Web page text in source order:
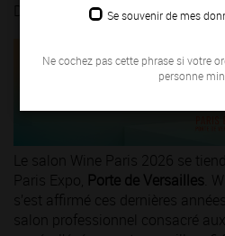
Se souvenir de mes
Ne cochez pas cette phrase si votre
personne
DU 09/02/2026 AU 11/02/2026
Le salon Wine Paris 2026 se
Paris Expo, Porte de Versailles .
s’est affirmé ces dernières
salon professionnel consacré